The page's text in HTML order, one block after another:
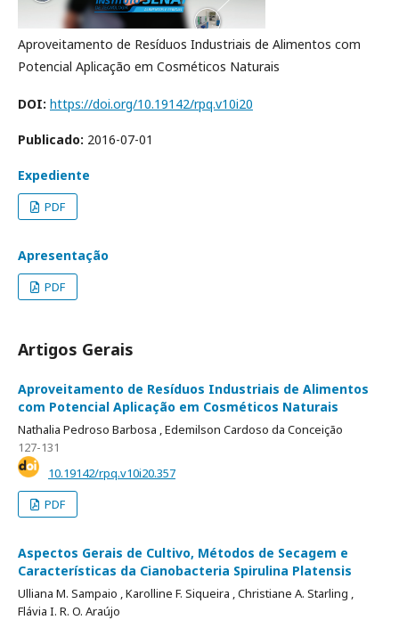
Aproveitamento de Resíduos Industriais de Alimentos com
Potencial Aplicação em Cosméticos Naturais
DOI: https://doi.org/10.19142/rpq.v10i20
Publicado: 2016-07-01
Expediente
PDF
Apresentação
PDF
Artigos Gerais
Aproveitamento de Resíduos Industriais de Alimentos
com Potencial Aplicação em Cosméticos Naturais
Nathalia Pedroso Barbosa ,Edemilson Cardoso da Conceição
127-131
10.19142/rpq.v10i20.357
PDF
Aspectos Gerais de Cultivo, Métodos de Secagem e
Características da Cianobacteria Spirulina Platensis
Ulliana M. Sampaio ,Karolline F. Siqueira ,Christiane A. Starling ,
Flávia I. R. O. Araújo